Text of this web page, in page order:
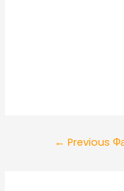
← Previous